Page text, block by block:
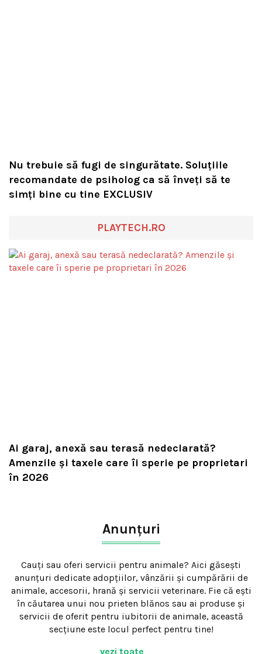
Nu trebuie să fugi de singurătate. Soluțiile
recomandate de psiholog ca să înveți să te
simți bine cu tine EXCLUSIV
PLAYTECH.RO
Ai garaj, anexă sau terasă nedeclarată?
Amenzile și taxele care îi sperie pe proprietari
în 2026
Anunțuri
Cauți sau oferi servicii pentru animale? Aici găsești
anunțuri dedicate adopțiilor, vânzării și cumpărării de
animale, accesorii, hrană și servicii veterinare. Fie că ești
în căutarea unui nou prieten blănos sau ai produse și
servicii de oferit pentru iubitorii de animale, această
secțiune este locul perfect pentru tine!
vezi toate